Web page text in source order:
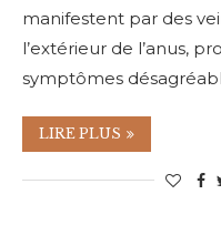
manifestent par des
l’extérieur de l’anus,
symptômes
LIRE PLUS